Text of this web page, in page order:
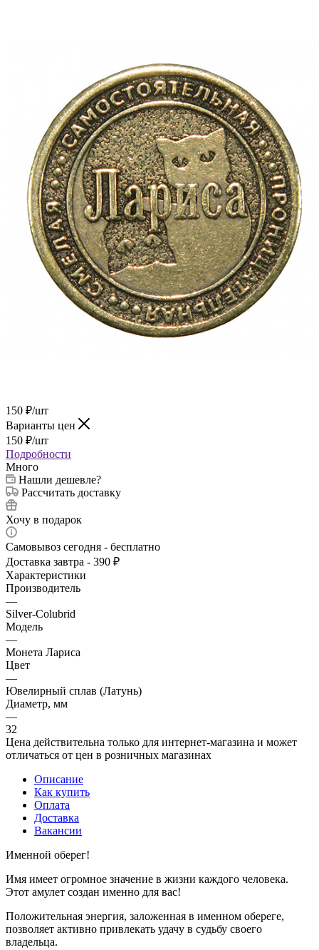
150 ₽/шт
Варианты цен
150 ₽/шт
Подробности
Много
Нашли дешевле?
Рассчитать доставку
Хочу в подарок
Самовывоз сегодня - бесплатно
Доставка завтра - 390 ₽
Характеристики
Производитель
—
Silver-Colubrid
Модель
—
Монета Лариса
Цвет
—
Ювелирный сплав (Латунь)
Диаметр, мм
—
32
Цена действительна только для интернет-магазина и может
отличаться от цен в розничных магазинах
Описание
Как купить
Оплата
Доставка
Вакансии
Именной оберег!
Имя имеет огромное значение в жизни каждого человека.
Этот амулет создан именно для вас!
Положительная энергия, заложенная в именном обереге,
позволяет активно привлекать удачу в судьбу своего
владельца.